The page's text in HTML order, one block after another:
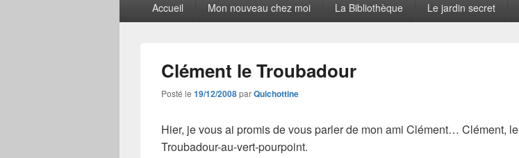
principalAccueil Mon nouveau chez moi La Bibliothèque Le jardin secret
Clément le Troubadour
Posté le 19/12/2008parQuichottine
Hier, je vous ai promis de vous parler de mon ami Clément… Clément, le
Troubadour-au-vert-pourpoint.